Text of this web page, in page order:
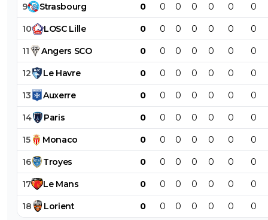
9 Strasbourg 0 0 0 0 0 0 0
10 LOSC Lille 0 0 0 0 0 0 0
11 Angers SCO 0 0 0 0 0 0 0
12 Le Havre 0 0 0 0 0 0 0
13 Auxerre 0 0 0 0 0 0 0
14 Paris 0 0 0 0 0 0 0
15 Monaco 0 0 0 0 0 0 0
16 Troyes 0 0 0 0 0 0 0
17 Le Mans 0 0 0 0 0 0 0
18 Lorient 0 0 0 0 0 0 0